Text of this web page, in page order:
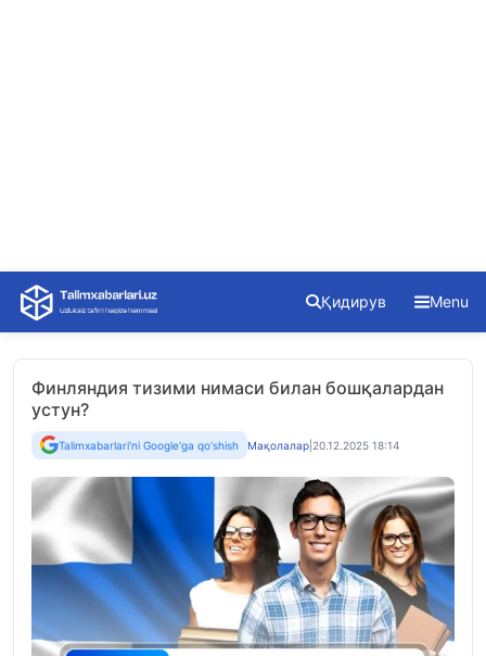
Skip
content
Қидирув Menu
Финляндия тизими нимаси билан бошқалардан
устун?
Talimxabarlari'ni Google'ga qo'shish Мақолалар 20.12.2025 18:14